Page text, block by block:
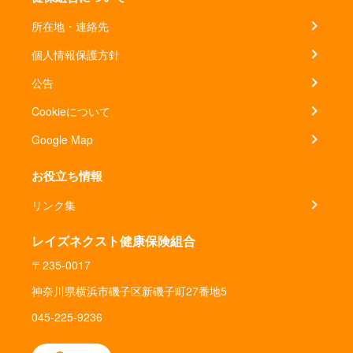
所在地・連絡先
個人情報保護方針
公告
Cookieについて
Google Map
お役立ち情報
リンク集
レイズネクスト健康保険組合
〒235-0017
神奈川県横浜市磯子区新磯子町27番地5
045-225-9236